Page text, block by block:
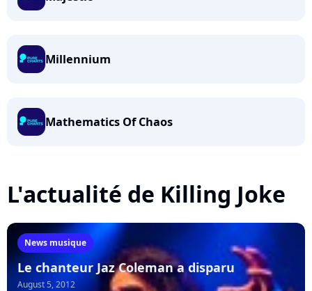
Millennium
Mathematics Of Chaos
L'actualité de Killing Joke
News musique
Le chanteur Jaz Coleman a disparu
August 5, 2012